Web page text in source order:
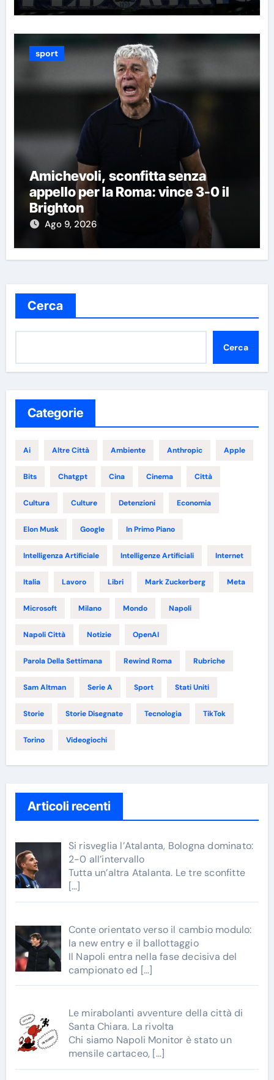
sport
Amichevoli, sconfitta senza
appello per la Roma: vince 3-0 il
Brighton
Ago 9, 2026
Cerca
Cerca
Categorie
Ai Altre Città Ambiente Anthropic Apple
Bits Chatgpt Cina Cinema Città
Cultura Culture Detenzioni Economia
Elon Musk Google In Primo Piano
Intelligenza Artificiale Intelligenze Artificiali Internet
Italia Lavoro Libri Mark Zuckerberg Meta
Microsoft Milano Mondo Napoli
Napoli Città Notizie OpenAI
Parola Della Settimana Rewind Roma Rubriche
Sam Altman Serie A Sport Stati Uniti
Storie Storie Disegnate Tecnologia TikTok
Torino Videogiochi
Articoli recenti
Si risveglia l’Atalanta, Bologna dominato:
2-0 all’intervallo
Tutta un’altra Atalanta. Le tre sconfitte
[…]
Conte orientato verso il cambio modulo:
la new entry e il ballottaggio
Il Napoli entra nella fase decisiva del
campionato ed […]
Le mirabolanti avventure della città di
Santa Chiara. La rivolta
Chi siamo Napoli Monitor è stato un
mensile cartaceo, […]